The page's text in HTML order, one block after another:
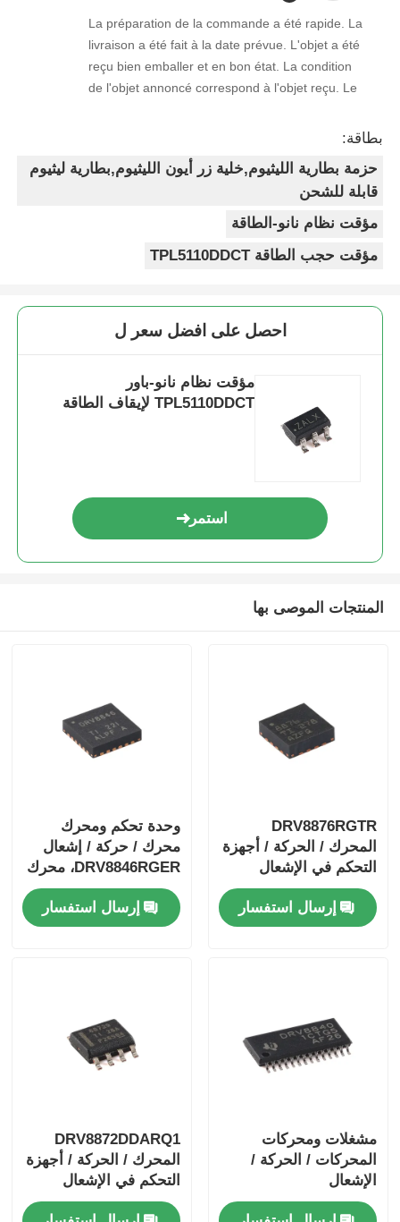
La préparation de la commande a été rapide. La
livraison a été fait à la date prévue. L'objet a été
reçu bien emballer et en bon état. La condition
de l'objet annoncé correspond à l'objet reçu. Le
بطاقة:
حزمة بطارية الليثيوم,خلية زر أيون الليثيوم,بطارية ليثيوم
قابلة للشحن
مؤقت نظام نانو-الطاقة
مؤقت حجب الطاقة TPL5110DDCT
احصل على افضل سعر ل
مؤقت نظام نانو-باور
TPL5110DDCT لإيقاف الطاقة
استمر
المنتجات الموصى بها
DRV8876RGTR
المحرك / الحركة / أجهزة
التحكم في الإشعال
والسائقين 40-فولت 3.5-
أيه H-جسر محرك
السائق مع I
إرسال استفسار
وحدة تحكم ومحرك
محرك / حركة / إشعال
DRV8846RGER، محرك
محرك ثنائي القطب
بخطوات 1.4 أمبيرإرسال استفسار
مشغلات ومحركات
المحركات / الحركة /
الإشعال
DRV8840PWPR 5A
DRV8872DDARQ1
المحرك / الحركة / أجهزة
التحكم في الإشعال
والسائقين 3.6A فرشاة